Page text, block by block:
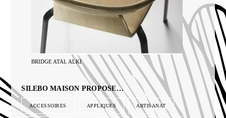
BRIDGE ATAL ALKI
SILEBO MAISON PROPOSE…
ACCESSOIRES APPLIQUES ARTISANAT